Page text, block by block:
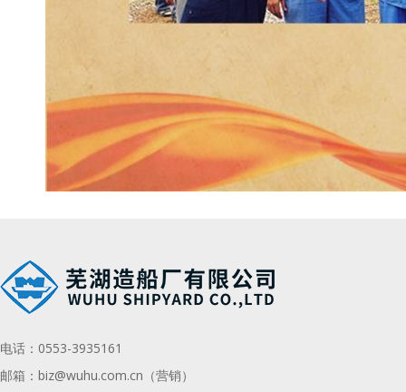
电话： 0553-3935161
邮箱： biz@wuhu.com.cn（营销）